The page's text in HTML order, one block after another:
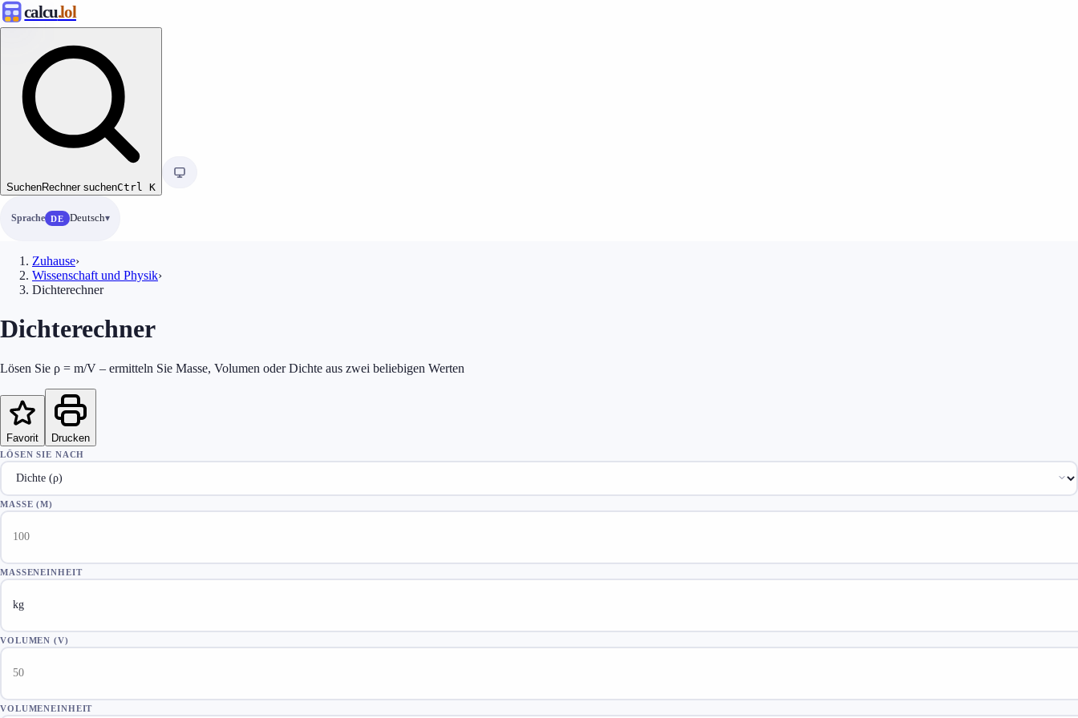
calcu.lol
SuchenRechner suchenCtrl K
Sprache DE Deutsch
Zuhause›
Wissenschaft und Physik›
Dichterechner
Dichterechner
Lösen Sie ρ = m/V – ermitteln Sie Masse, Volumen oder Dichte aus zwei beliebigen Werten
Favorit Drucken
LÖSEN SIE NACH
MASSE (M)
MASSENEINHEIT
VOLUMEN (V)
VOLUMENEINHEIT